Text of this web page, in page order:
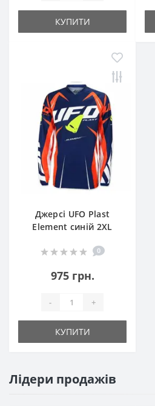
КУПИТИ
Джерсі UFO Plast
Element синій 2XL
0
975 грн.
- +
КУПИТИ
Лідери продажів